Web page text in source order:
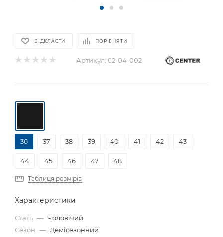
ВІДКЛАСТИ ПОРІВНЯТИ
Артикул: 02-04-002
36 37 38 39 40 41 42 43
44 45 46 47 48
Таблиця розмірів
Характеристики
Стать — Чоловічий
Сезон — Демісезонний